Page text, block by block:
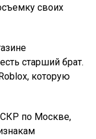
своих
старший брат.
которую
по Москве,